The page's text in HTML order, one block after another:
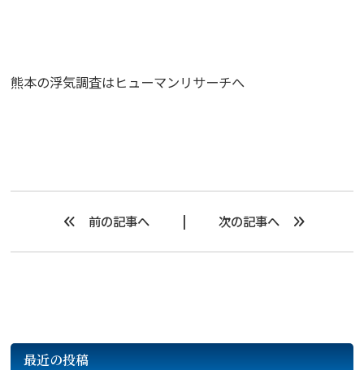
熊本の浮気調査はヒューマンリサーチへ
前の記事へ 次の記事へ
最近の投稿